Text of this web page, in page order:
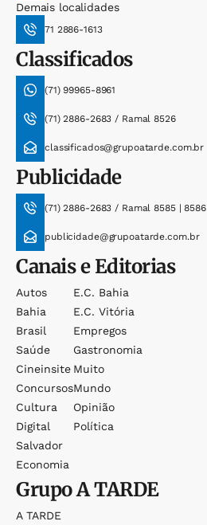
Demais localidades
71 2886-1613
Classificados
(71) 99965-8961
(71) 2886-2683 / Ramal 8526
classificados@grupoatarde.com.br
Publicidade
(71) 2886-2683 / Ramal 8585 | 8586
publicidade@grupoatarde.com.br
Canais e Editorias
Autos
Bahia
Brasil
Saúde
Cineinsite
Concursos
Cultura
Digital
Salvador
Economia
E.c. Bahia
E.c. Vitória
Empregos
Gastronomia
Muito
Mundo
Opinião
Política
GrupoA TARDE
A TARDE